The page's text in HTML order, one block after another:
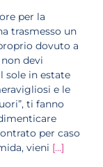
per la
trasmesso un
dovuto a
devi
sole in estate
e le
ti fanno
per caso
vieni [...]